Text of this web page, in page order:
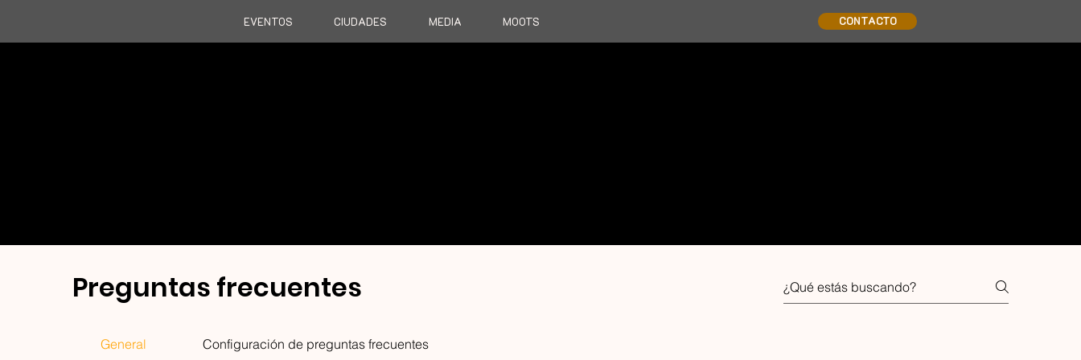
EVENTOS CIUDADES MEDIA MOOTS CONTACTO
Preguntas frecuentes
General Configuración de preguntas frecuentes